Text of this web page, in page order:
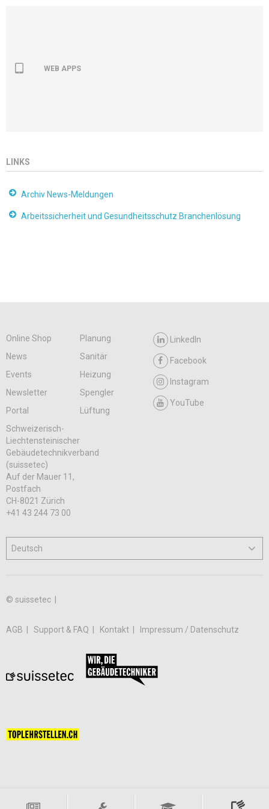
WEB APPS
LINKS
Archiv News-Meldungen
Arbeitssicherheit und Gesundheitsschutz Branchenlösung
Online Shop
Planung
News
Sanitär
Events
Heizung
Newsletter
Spengler
Portal
Lüftung
LinkedIn
Facebook
Instagram
YouTube
Schweizerisch-
Liechtensteinischer
Gebäudetechnikverband
(suissetec)
Auf der Mauer 11,
Postfach
CH-8021 Zürich
+41 43 244 73 00
© suissetec |
AGB Support & FAQ Kontakt Impressum / Datenschutz